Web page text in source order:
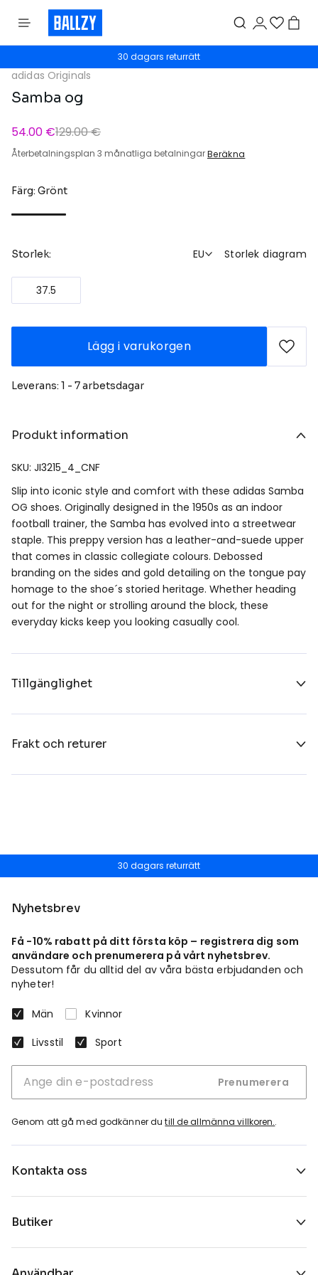
30 dagars returrätt
adidas Originals
Samba og
54.00 €129.00 €
Återbetalningsplan 3 månatliga betalningarBeräkna
Färg: Grönt
Storlek: EU Storlek diagram
37.5
Lägg i varukorgen
Leverans: 1 - 7 arbetsdagar
Produkt information
SKU: JI3215_4_CNF
Slip into iconic style and comfort with these adidas Samba
OG shoes. Originally designed in the 1950s as an indoor
football trainer, the Samba has evolved into a streetwear
staple. This preppy version has a leather-and-suede upper
that comes in classic collegiate colours. Debossed
branding on the sides and gold detailing on the tongue pay
homage to the shoe´s storied heritage. Whether heading
out for the night or strolling around the block, these
everyday kicks keep you looking casually cool.
Tillgänglighet
Frakt och returer
30 dagars returrätt
Nyhetsbrev
Få -10% rabatt på ditt första köp – registrera dig som
användare och prenumerera på vårt nyhetsbrev.
Dessutom får du alltid del av våra bästa erbjudanden och
nyheter!
Män
Kvinnor
Livsstil
Sport
Prenumerera
Genom att gå med godkänner dutill de allmänna villkoren..
Kontakta oss
Butiker